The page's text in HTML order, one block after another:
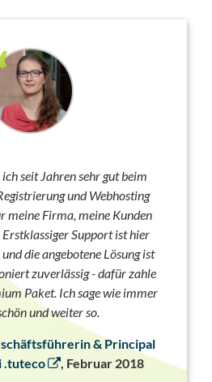
seit Jahren sehr gut beim
und Webhosting
meine Firma, meine Kunden
Support ist hier
die angebotene Lösung ist
zuverlässig - dafür zahle
sage wie immer
und weiter so.
& Principal
.tuteco
, Februar 2018